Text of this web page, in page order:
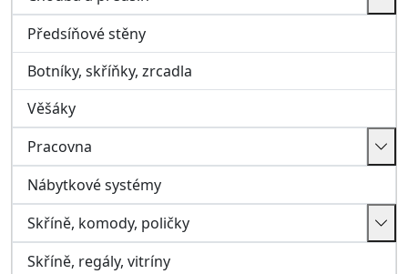
Poličky, závěsné skříňky
Komody, truhly
Matrace a rošty
Matrace
Rošty
Bar, Zahrada, Ostatní
Zahrada, volný čas